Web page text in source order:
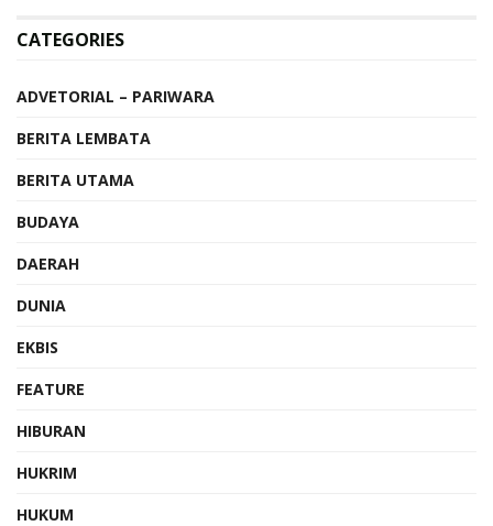
CATEGORIES
ADVETORIAL – PARIWARA
BERITA LEMBATA
BERITA UTAMA
BUDAYA
DAERAH
DUNIA
EKBIS
FEATURE
HIBURAN
HUKRIM
HUKUM